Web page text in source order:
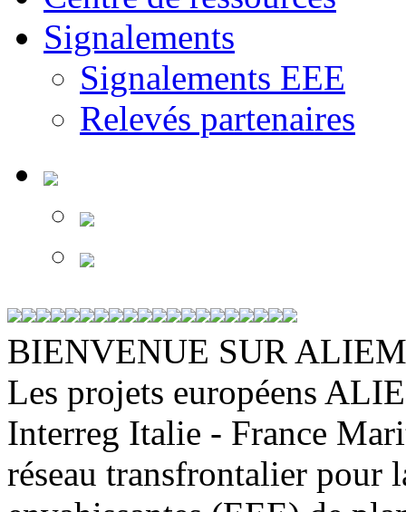
Signalements
Signalements EEE
Relevés partenaires
BIENVENUE SUR
Les projets européens
Interreg Italie - France
réseau transfrontalier pour